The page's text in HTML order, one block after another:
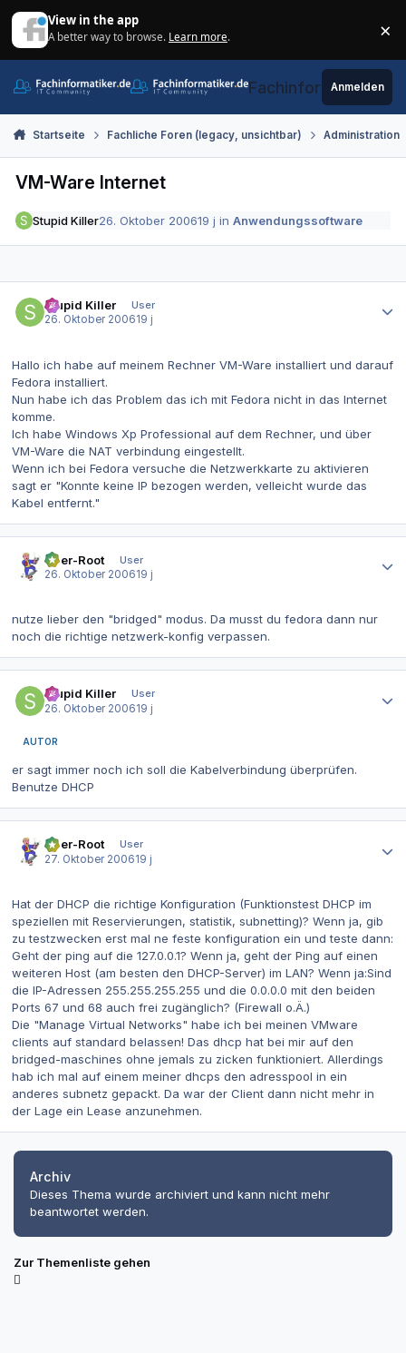
View in the app
A better way to browse. Learn more. ×
Fachinformatiker.de
Anmelden
Startseite Fachliche Foren (legacy, unsichtbar) Administration
VM-Ware Internet
Stupid Killer26. Oktober 200619 j inAnwendungssoftware
Stupid Killer
User
26. Oktober 200619 j
Hallo ich habe auf meinem Rechner VM-Ware installiert und darauf
Fedora installiert.
Nun habe ich das Problem das ich mit Fedora nicht in das Internet
komme.
Ich habe Windows Xp Professional auf dem Rechner, und über
VM-Ware die NAT verbindung eingestellt.
Wenn ich bei Fedora versuche die Netzwerkkarte zu aktivieren
sagt er "Konnte keine IP bezogen werden, velleicht wurde das
Kabel entfernt."
User-Root
User
26. Oktober 200619 j
nutze lieber den "bridged" modus. Da musst du fedora dann nur
noch die richtige netzwerk-konfig verpassen.
Stupid Killer
User
26. Oktober 200619 j
AUTOR
er sagt immer noch ich soll die Kabelverbindung überprüfen.
Benutze DHCP
User-Root
User
27. Oktober 200619 j
Hat der DHCP die richtige Konfiguration (Funktionstest DHCP im
speziellen mit Reservierungen, statistik, subnetting)? Wenn ja, gib
zu testzwecken erst mal ne feste konfiguration ein und teste dann:
Geht der ping auf die 127.0.0.1? Wenn ja, geht der Ping auf einen
weiteren Host (am besten den DHCP-Server) im LAN? Wenn ja:Sind
die IP-Adressen 255.255.255.255 und die 0.0.0.0 mit den beiden
Ports 67 und 68 auch frei zugänglich? (Firewall o.Ä.)
Die "Manage Virtual Networks" habe ich bei meinen VMware
clients auf standard belassen! Das dhcp hat bei mir auf den
bridged-maschines ohne jemals zu zicken funktioniert. Allerdings
hab ich mal auf einem meiner dhcps den adresspool in ein
anderes subnetz gepackt. Da war der Client dann nicht mehr in
der Lage ein Lease anzunehmen.
Archiv
Dieses Thema wurde archiviert und kann nicht mehr
beantwortet werden.
Zur Themenliste gehen